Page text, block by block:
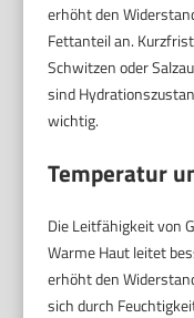
erhöht den
Fettanteil an.
Schwitzen oder
sind
wichtig.
Temperatur
Die Leitfähigkeit von
Warme Haut leitet
erhöht den
sich durch